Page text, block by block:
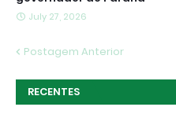
July 27, 2026
Postagem Anterior
RECENTES